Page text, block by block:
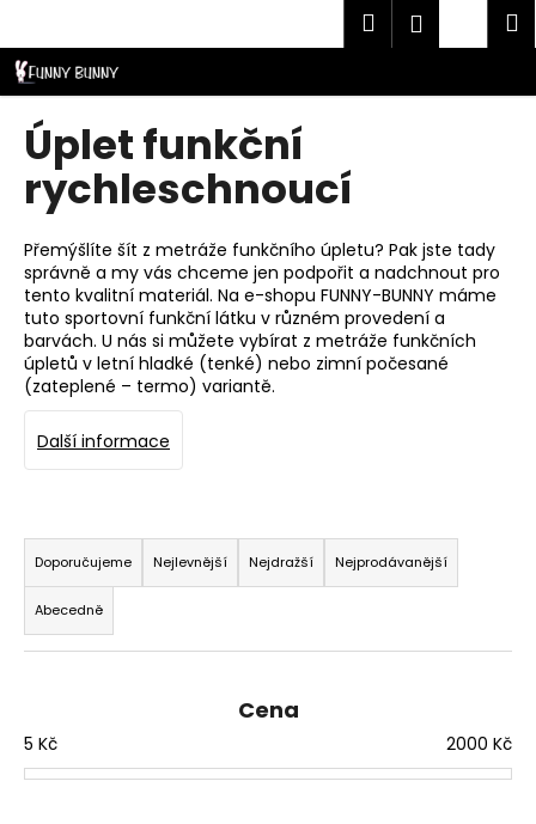
obsah
Hledat
Úplet funkční
rychleschnoucí
Přemýšlíte šít z metráže funkčního úpletu? Pak jste tady
správně a my vás chceme jen podpořit a nadchnout pro
tento kvalitní materiál. Na e-shopu FUNNY-BUNNY máme
tuto sportovní funkční látku v různém provedení a
barvách. U nás si můžete vybírat z metráže funkčních
úpletů v letní hladké (tenké) nebo zimní počesané
(zateplené – termo) variantě.
Další informace
Ř
a
z
e
n
r
o
Doporučujeme Nejlevnější Nejdražší Nejprodávanější
Abecedně
Cena
5 Kč 2000 Kč
o
í
C
o
p
t
ř
e
b
u
j
e
t
n
a
j
í
t